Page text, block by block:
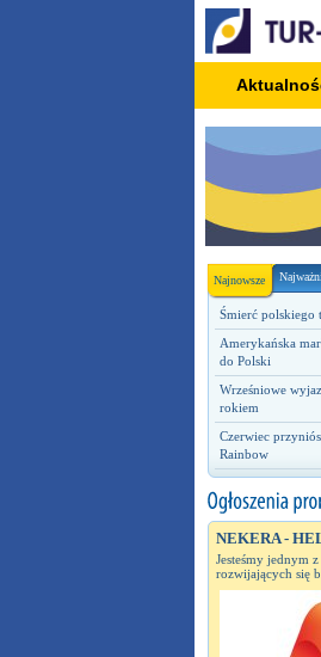
Najnowsze
Śmierć polskiego
Amerykańska
do Polski
Wrześniowe
rokiem
Czerwiec
Rainbow
NEKERA -
Jesteśmy jednym
rozwijających się